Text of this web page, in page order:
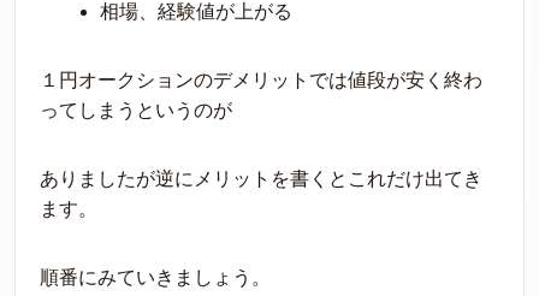
相場、経験値が上がる
１円オークションのデメリットでは値段が安く終わ
ってしまうというのが
ありましたが逆にメリットを書くとこれだけ出てき
ます。
順番にみていきましょう。